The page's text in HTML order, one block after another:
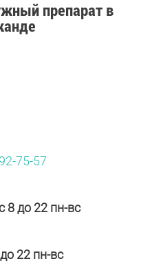
препарат в
75-57
8 до 22 пн-вс
22 пн-вс